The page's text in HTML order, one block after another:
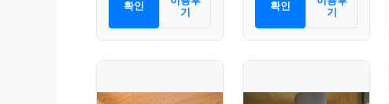
확인
기
확인
기